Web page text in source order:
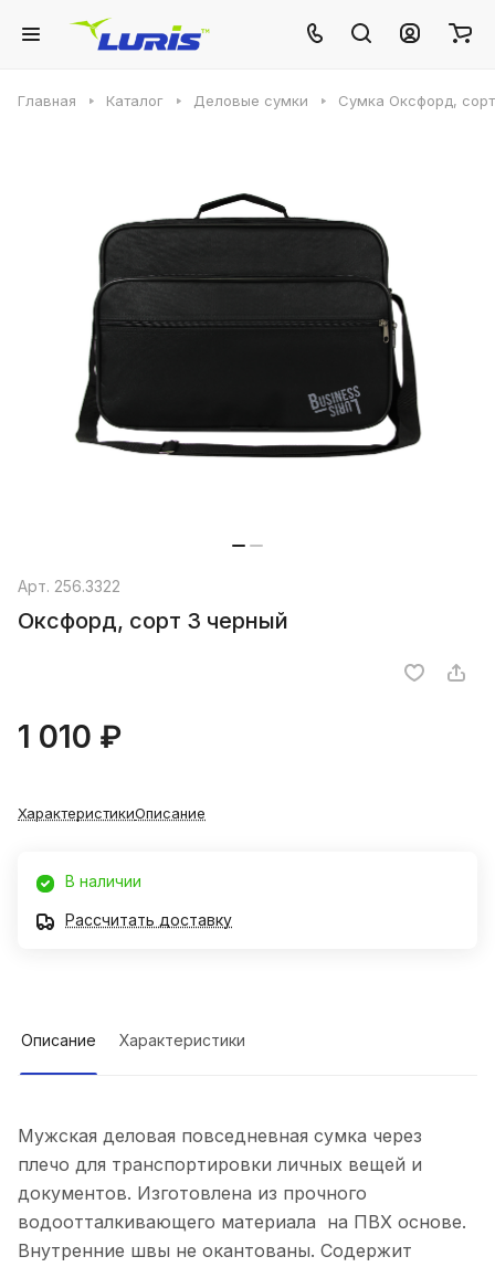
Главная Каталог Деловые сумки Сумка Оксфорд,
Арт. 256.3322
Оксфорд, сорт 3 черный
1 010 ₽
ХарактеристикиОписание
В наличии
Рассчитать доставку
Описание Характеристики
Мужская деловая повседневная сумка через
плечо для транспортировки личных вещей и
документов. Изготовлена из прочного
водоотталкивающего материала на ПВХ основе.
Внутренние швы не окантованы. Содержит